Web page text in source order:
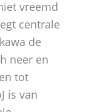
vreemd
centrale
de
neer en
tot
is van